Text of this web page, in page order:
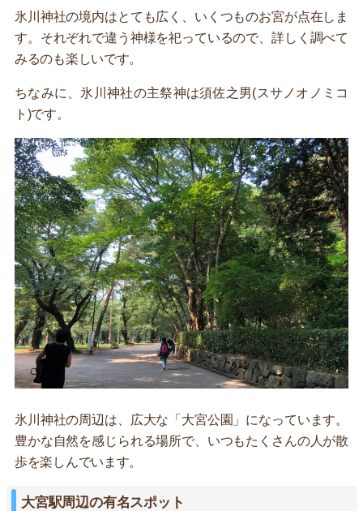
氷川神社の境内はとても広く、いくつものお宮が点在しま
す。それぞれで違う神様を祀っているので、詳しく調べて
みるのも楽しいです。
ちなみに、氷川神社の主祭神は須佐之男(スサノオノミコ
ト)です。
氷川神社の周辺は、広大な「大宮公園」になっています。
豊かな自然を感じられる場所で、いつもたくさんの人が散
歩を楽しんでいます。
大宮駅周辺の有名スポット